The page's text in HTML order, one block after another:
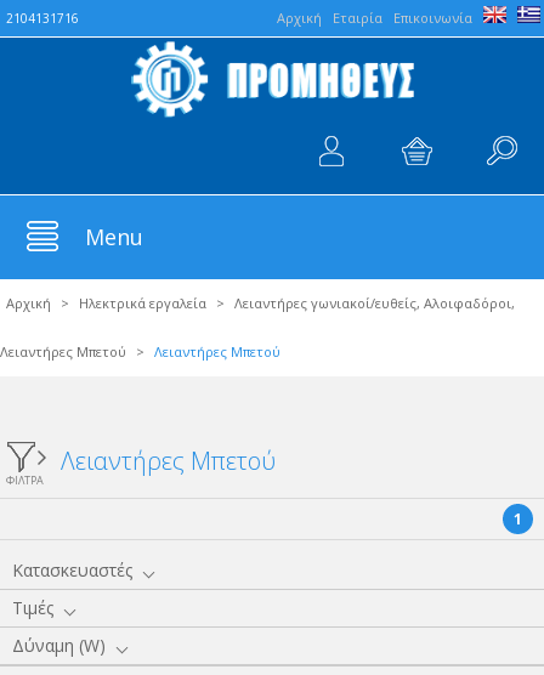
Aρχική Εταιρία Επικοινωνία
2104131716
Menu
Αρχική > Ηλεκτρικά εργαλεία > Λειαντήρες γωνιακοί/ευθείς, Αλοιφαδόροι,
Λειαντήρες Μπετού > Λειαντήρες Μπετού
ΦΙΛΤΡΑ
Λειαντήρες Μπετού
1
Κατασκευαστές
Τιμές
Δύναμη (W)